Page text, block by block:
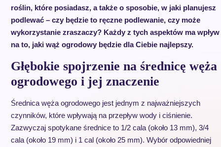
roślin, które posiadasz, a także o sposobie, w jaki planujesz
podlewać – czy będzie to ręczne podlewanie, czy może
wykorzystanie zraszaczy? Każdy z tych aspektów ma wpływ
na to, jaki wąż ogrodowy będzie dla Ciebie najlepszy.
Głębokie spojrzenie na średnicę węża
ogrodowego i jej znaczenie
Średnica węża ogrodowego jest jednym z najważniejszych
czynników, które wpływają na przepływ wody i ciśnienie.
Zazwyczaj spotykane średnice to 1/2 cala (około 13 mm), 3/4
cala (około 19 mm) i 1 cal (około 25 mm). Wybór odpowiedniej